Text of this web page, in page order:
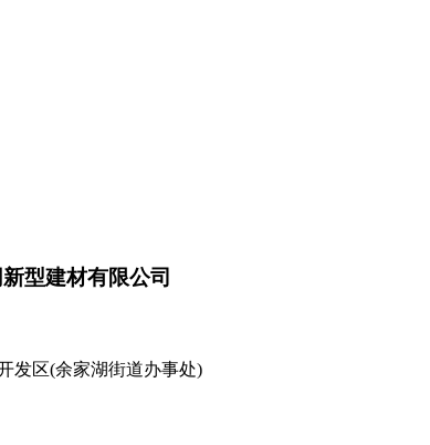
型建材有限公司
发区(余家湖街道办事处)